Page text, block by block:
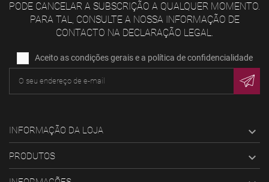
PODE CANCELAR A SUBSCRIÇÃO A QUALQUER MOMENTO.
PARA TAL, CONSULTE A NOSSA INFORMAÇÃO DE
CONTACTO NA DECLARAÇÃO LEGAL.
Aceito as condições gerais e a política de confidencialidade
INFORMAÇÃO DA LOJA 
PRODUTOS 